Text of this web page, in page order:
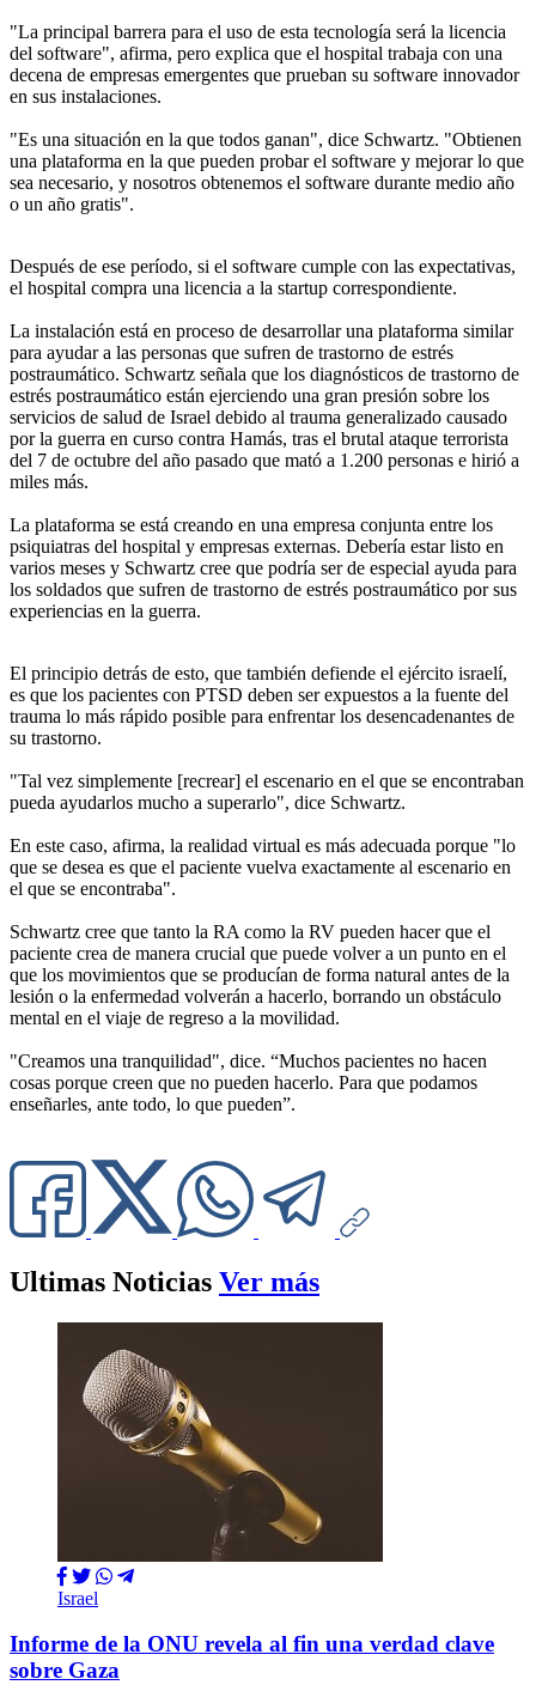
"La principal barrera para el uso de esta tecnología será la licencia
del software", afirma, pero explica que el hospital trabaja con una
decena de empresas emergentes que prueban su software innovador
en sus instalaciones.
"Es una situación en la que todos ganan", dice Schwartz. "Obtienen
una plataforma en la que pueden probar el software y mejorar lo que
sea necesario, y nosotros obtenemos el software durante medio año
o un año gratis".
Después de ese período, si el software cumple con las expectativas,
el hospital compra una licencia a la startup correspondiente.
La instalación está en proceso de desarrollar una plataforma similar
para ayudar a las personas que sufren de trastorno de estrés
postraumático. Schwartz señala que los diagnósticos de trastorno de
estrés postraumático están ejerciendo una gran presión sobre los
servicios de salud de Israel debido al trauma generalizado causado
por la guerra en curso contra Hamás, tras el brutal ataque terrorista
del 7 de octubre del año pasado que mató a 1.200 personas e hirió a
miles más.
La plataforma se está creando en una empresa conjunta entre los
psiquiatras del hospital y empresas externas. Debería estar listo en
varios meses y Schwartz cree que podría ser de especial ayuda para
los soldados que sufren de trastorno de estrés postraumático por sus
experiencias en la guerra.
El principio detrás de esto, que también defiende el ejército israelí,
es que los pacientes con PTSD deben ser expuestos a la fuente del
trauma lo más rápido posible para enfrentar los desencadenantes de
su trastorno.
"Tal vez simplemente [recrear] el escenario en el que se encontraban
pueda ayudarlos mucho a superarlo", dice Schwartz.
En este caso, afirma, la realidad virtual es más adecuada porque "lo
que se desea es que el paciente vuelva exactamente al escenario en
el que se encontraba".
Schwartz cree que tanto la RA como la RV pueden hacer que el
paciente crea de manera crucial que puede volver a un punto en el
que los movimientos que se producían de forma natural antes de la
lesión o la enfermedad volverán a hacerlo, borrando un obstáculo
mental en el viaje de regreso a la movilidad.
"Creamos una tranquilidad", dice. “Muchos pacientes no hacen
cosas porque creen que no pueden hacerlo. Para que podamos
enseñarles, ante todo, lo que pueden”.
Ultimas Noticias Ver más
Israel
Informe de la ONU revela al fin una verdad clave
sobre Gaza